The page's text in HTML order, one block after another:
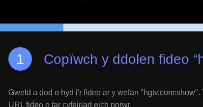
Copïwch y ddolen fideo “
Gweld a dod o hyd i'r fideo ar y wefan "hgtv.com:show".
URL fideo o far cyfeiriad eich porwr.